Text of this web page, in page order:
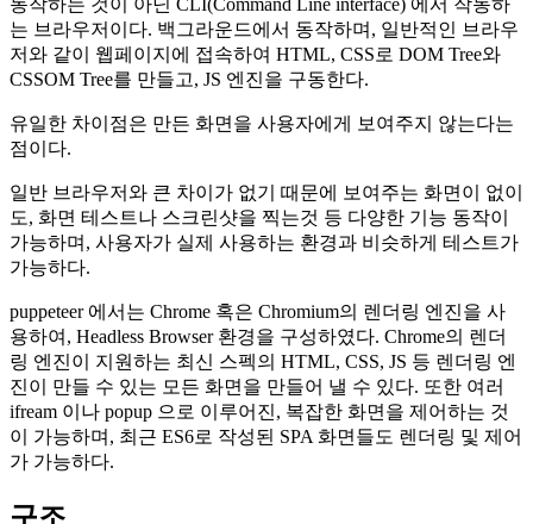
는 브라우저이다. 백그라운드에서 동작하며, 일반적인 브라우
저와 같이 웹페이지에 접속하여 HTML, CSS로 DOM Tree와
CSSOM Tree를 만들고, JS 엔진을 구동한다.
유일한 차이점은 만든 화면을 사용자에게 보여주지 않는다는
점이다.
일반 브라우저와 큰 차이가 없기 때문에 보여주는 화면이 없이
도, 화면 테스트나 스크린샷을 찍는것 등 다양한 기능 동작이
가능하며, 사용자가 실제 사용하는 환경과 비슷하게 테스트가
가능하다.
puppeteer 에서는 Chrome 혹은 Chromium의 렌더링 엔진을 사
용하여, Headless Browser 환경을 구성하였다. Chrome의 렌더
링 엔진이 지원하는 최신 스펙의 HTML, CSS, JS 등 렌더링 엔
진이 만들 수 있는 모든 화면을 만들어 낼 수 있다. 또한 여러
ifream 이나 popup 으로 이루어진, 복잡한 화면을 제어하는 것
이 가능하며, 최근 ES6로 작성된 SPA 화면들도 렌더링 및 제어
가 가능하다.
구조